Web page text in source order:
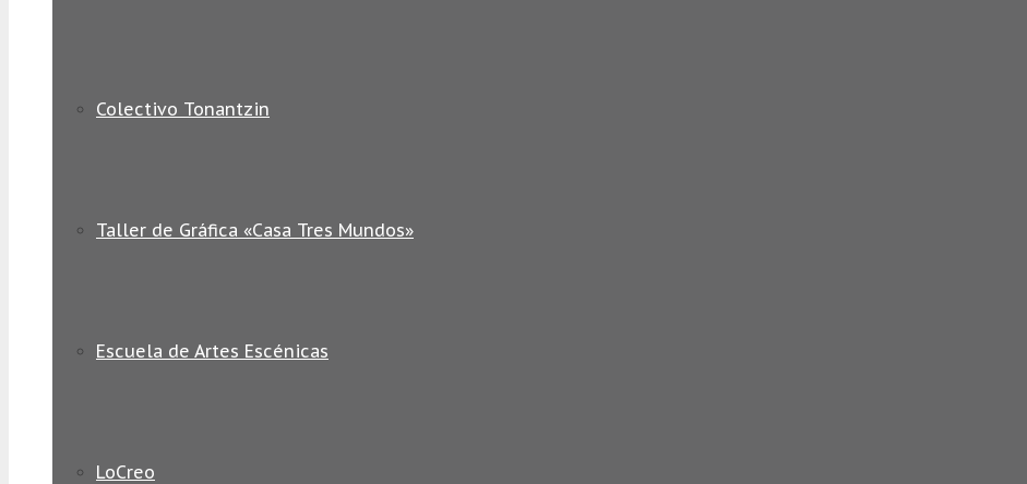
Colectivo Tonantzin
Taller de Gráfica «Casa Tres Mundos»
Escuela de Artes Escénicas
LoCreo